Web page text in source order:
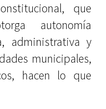
que
autonomía
administrativa y
municipales,
hacen lo que